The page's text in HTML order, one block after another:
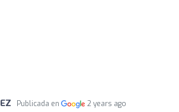
Publicada en 2 years ago